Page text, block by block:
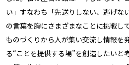
い」すなわち「先送りしない、逃げな
の言葉を胸にさまざまなことに挑戦し
ものづくりから人が集い交流し情報を
る“ことを提供する場”を創造したいと